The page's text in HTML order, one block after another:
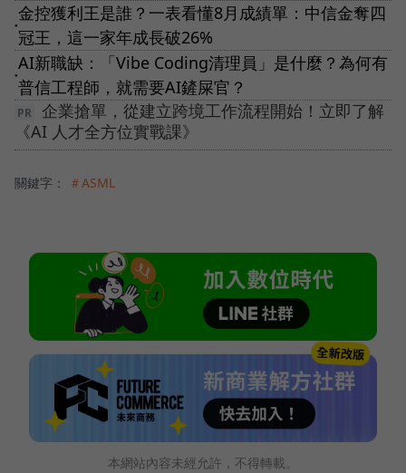
●
金控獲利王是誰？一表看懂8月成績單：中信金奪四
冠王，這一家年成長破26%
●
AI新職缺：「Vibe Coding清理員」是什麼？為何有
普信工程師，就需要AI鏟屎官？
企業搶單，從建立跨境工作流程開始！立即了解
《AI 人才全方位實戰課》
關鍵字： ＃ASML
本網站內容未經允許，不得轉載。